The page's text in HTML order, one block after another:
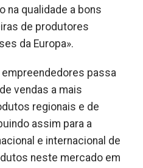
na qualidade a bons
de produtores
da Europa».
passa
vendas a mais
regionais e de
assim para a
e internacional de
neste mercado em